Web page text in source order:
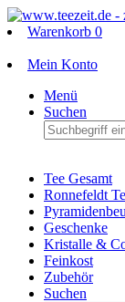
Warenkorb 0
Mein Konto
Menü
Suchen
Tee Gesamt
Ronnefeldt
Geschenke
Kristalle &
Feinkost
Zubehör
Suchen